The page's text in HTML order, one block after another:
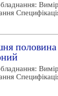
половина